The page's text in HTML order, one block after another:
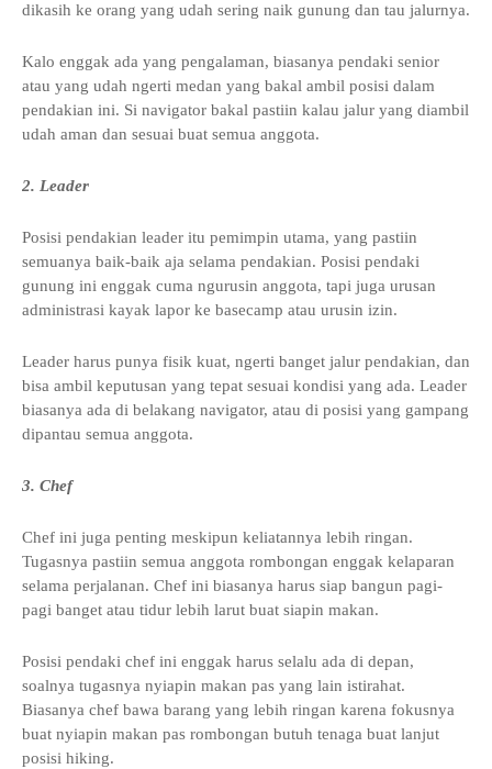
dikasih ke orang yang udah sering naik gunung dan tau jalurnya.
Kalo enggak ada yang pengalaman, biasanya pendaki senior
atau yang udah ngerti medan yang bakal ambil posisi dalam
pendakian ini. Si navigator bakal pastiin kalau jalur yang diambil
udah aman dan sesuai buat semua anggota.
2. Leader
Posisi pendakian leader itu pemimpin utama, yang pastiin
semuanya baik-baik aja selama pendakian. Posisi pendaki
gunung ini enggak cuma ngurusin anggota, tapi juga urusan
administrasi kayak lapor ke basecamp atau urusin izin.
Leader harus punya fisik kuat, ngerti banget jalur pendakian, dan
bisa ambil keputusan yang tepat sesuai kondisi yang ada. Leader
biasanya ada di belakang navigator, atau di posisi yang gampang
dipantau semua anggota.
3. Chef
Chef ini juga penting meskipun keliatannya lebih ringan.
Tugasnya pastiin semua anggota rombongan enggak kelaparan
selama perjalanan. Chef ini biasanya harus siap bangun pagi-
pagi banget atau tidur lebih larut buat siapin makan.
Posisi pendaki chef ini enggak harus selalu ada di depan,
soalnya tugasnya nyiapin makan pas yang lain istirahat.
Biasanya chef bawa barang yang lebih ringan karena fokusnya
buat nyiapin makan pas rombongan butuh tenaga buat lanjut
posisi hiking.